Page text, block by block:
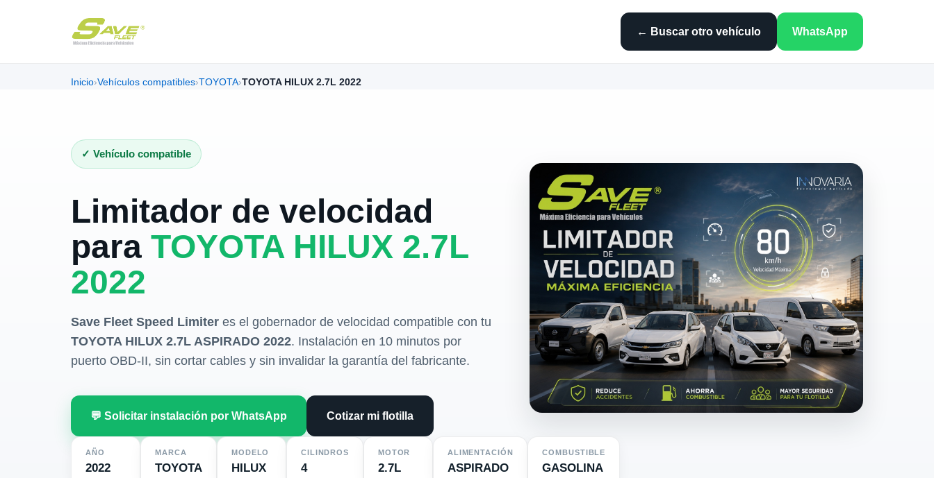
← Buscar otro vehículo WhatsApp
Inicio›Vehículos compatibles›TOYOTA›TOYOTA HILUX 2.7L 2022
✓ Vehículo compatible
Limitador de velocidad
para TOYOTA HILUX 2.7L
2022
Save Fleet Speed Limiter es el gobernador de velocidad compatible con tu
TOYOTA HILUX 2.7L ASPIRADO 2022. Instalación en 10 minutos por
puerto OBD-II, sin cortar cables y sin invalidar la garantía del fabricante.
💬 Solicitar instalación por WhatsApp Cotizar mi flotilla
AÑO
2022
MARCA
TOYOTA
MODELO
HILUX
CILINDROS
4
MOTOR
2.7L
ALIMENTACIÓN
ASPIRADO
COMBUSTIBLE
GASOLINA